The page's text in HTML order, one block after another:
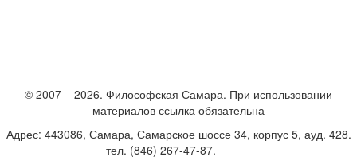
© 2007 – 2026. Философская Самара. При использовании
материалов ссылка обязательна
Адрес: 443086, Самара, Самарское шоссе 34, корпус 5, ауд. 428.
тел. (846) 267-47-87.